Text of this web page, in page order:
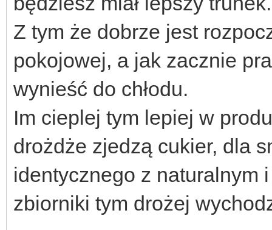
Z tym że dobrze jest
pokojowej, a jak zacznie
wynieść do chłodu.
Im cieplej tym lepiej w
drożdże zjedzą cukier, dla
identycznego z naturalnym
zbiorniki tym drożej